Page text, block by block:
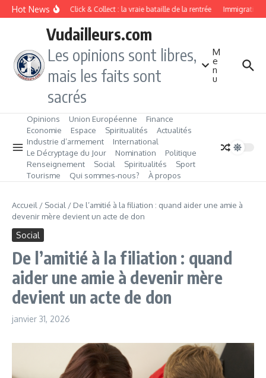
Aller au contenu
Hot NewsDrive ou Click & Collect : la vraie bataille de la rentrée Immigration
Vudailleurs.com
Les opinions sont libres,
mais les faits sont
sacrés
M
e
n
u
Opinions Union Européenne
Finance
Economie
Espace Spiritualités
Actualités
Industrie d’armement
International
Le Décryptage du Jour
Nomination
Politique
Renseignement
Social Spiritualités
Sport
Tourisme
Qui sommes‑nous? À propos
Accueil / Social / De l’amitié à la filiation : quand aider une amie à
devenir mère devient un acte de don
Social
De l’amitié à la filiation : quand
aider une amie à devenir mère
devient un acte de don
janvier 31, 2026